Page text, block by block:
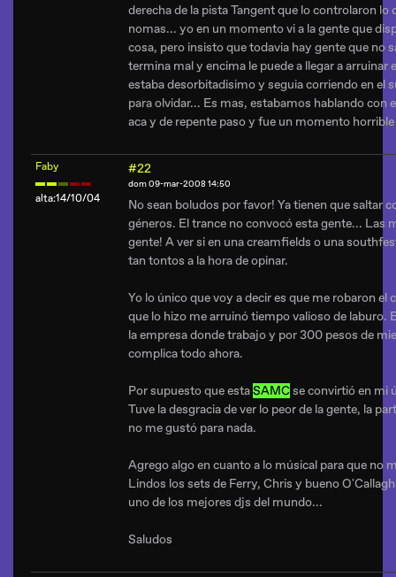
derecha de la pista Tangent que lo controlaron lo
nomas... yo en un momento vi a la gente que
cosa, pero insisto que todavia hay gente que no
termina mal y encima le puede a llegar a arruinar
estaba desorbitadisimo y seguia corriendo en el
para olvidar... Es mas, estabamos hablando con
aca y de repente paso y fue un momento horrible
Faby
alta:14/10/04
#22
dom 09-mar-2008 14:50
No sean boludos por favor! Ya tienen que saltar
géneros. El trance no convocó esta gente... Las
gente! A ver si en una creamfields o una
tan tontos a la hora de opinar.
Yo lo único que voy a decir es que me robaron el
que lo hizo me arruinó tiempo valioso de laburo.
la empresa donde trabajo y por 300 pesos de
complica todo ahora.
Por supuesto que estaSAMC se convirtió en mi
Tuve la desgracia de ver lo peor de la gente, la
no me gustó para nada.
Agrego algo en cuanto a lo músical para que no
Lindos los sets de Ferry, Chris y bueno
uno de los mejores djs del mundo...
Saludos